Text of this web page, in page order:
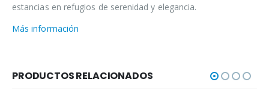
estancias en refugios de serenidad y elegancia.
Más información
PRODUCTOS RELACIONADOS